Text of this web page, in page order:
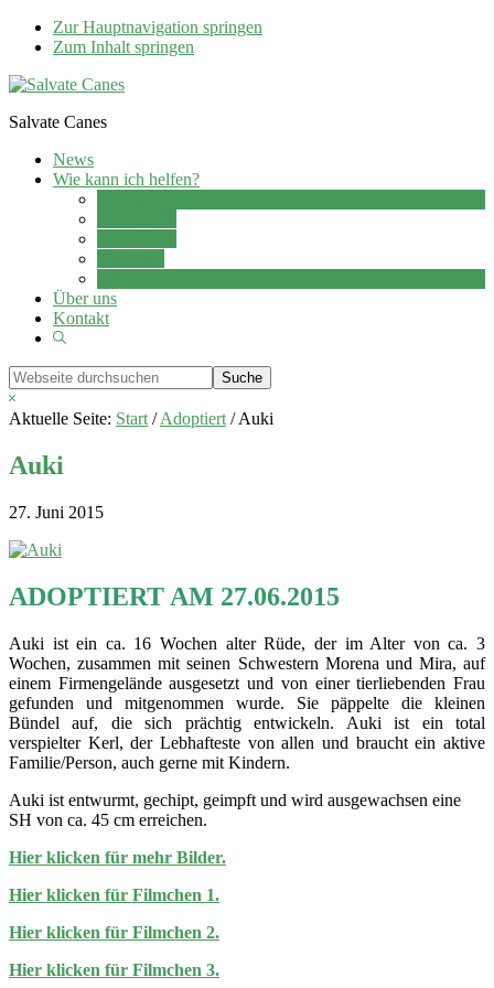
Zur Hauptnavigation springen
Zum Inhalt springen
Salvate Canes
News
Wie kann ich helfen?
Über uns
Kontakt
Show
Webseite
durchsuchen
Hide
Search
Aktuelle Seite: Start / Adoptiert /Auki
Auki
27. Juni 2015
ADOPTIERT AM 27.06.2015
Auki ist ein ca. 16 Wochen alter Rüde, der im Alter von ca. 3
Wochen, zusammen mit seinen Schwestern Morena und Mira, auf
einem Firmengelände ausgesetzt und von einer tierliebenden Frau
gefunden und mitgenommen wurde. Sie päppelte die kleinen
Bündel auf, die sich prächtig entwickeln. Auki ist ein total
verspielter Kerl, der Lebhafteste von allen und braucht ein aktive
Familie/Person, auch gerne mit Kindern.
Auki ist entwurmt, gechipt, geimpft und wird ausgewachsen eine
SH von ca. 45 cm erreichen.
Hier klicken für mehr Bilder.
Hier klicken für Filmchen 1.
Hier klicken für Filmchen 2.
Hier klicken für Filmchen 3.